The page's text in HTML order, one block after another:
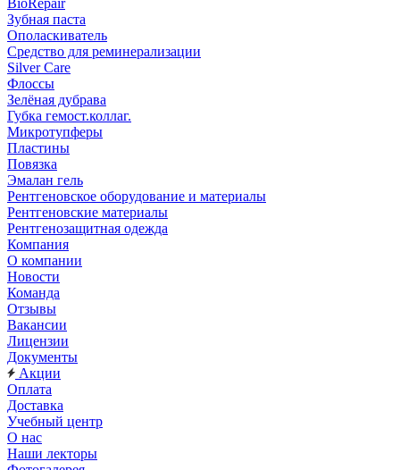
BioRepair
Зубная паста
Ополаскиватель
Средство для реминерализации
Silver Care
Флоссы
Зелёная дубрава
Губка гемост.коллаг.
Микротупферы
Пластины
Повязка
Эмалан гель
Рентгеновское оборудование и материалы
Рентгеновские материалы
Рентгенозащитная одежда
Компания
О компании
Новости
Команда
Отзывы
Вакансии
Лицензии
Документы
Акции
Оплата
Доставка
Учебный центр
О нас
Наши лекторы